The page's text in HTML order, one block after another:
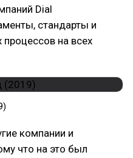
Dial
стандарты и
процессов на всех
компании и
что на это был